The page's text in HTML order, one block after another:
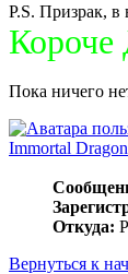
P.S. Призрак, в
Короче
Пока ничего
Immortal Dragon
Откуда:
Вернуться к